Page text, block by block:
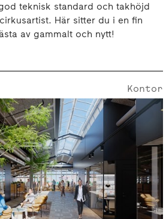
teknisk standard och takhöjd
Här sitter du i en fin
av gammalt och nytt!
Kvm
Kontor